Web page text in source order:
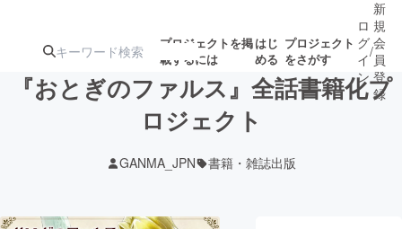
プロジェクトを掲
載するには
はじ
める
プロジェクト
をさがす
ターン
注目の新着プロ
ジェクト
募集終了が近いプ
ロジェクト
ロ
グ
イ
ン
/
新
規
会
員
登
録
『おとぎのファルス』全話書籍化プ
ロジェクト
GANMA_JPN 書籍・雑誌出版